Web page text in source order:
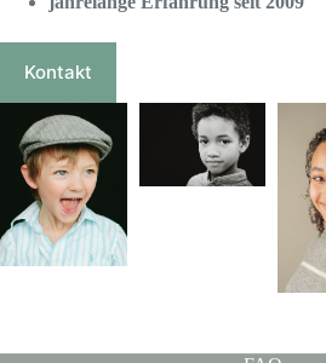
Kontakt